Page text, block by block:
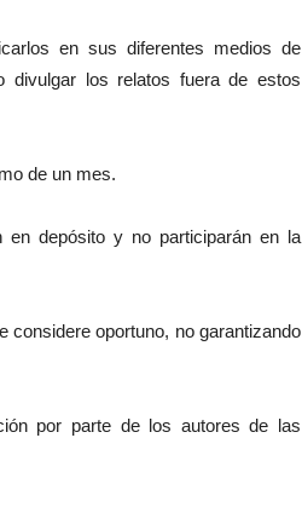
en sus diferentes medios de
divulgar los relatos fuera de estos
de un mes.
depósito y no participarán en la
considere oportuno, no garantizando
por parte de los autores de las